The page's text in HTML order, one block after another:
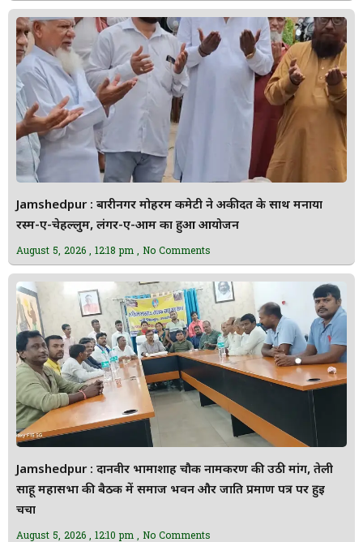
Jamshedpur : बारीनगर मोहर्रम कमेटी ने अकीदत के साथ मनाया
रस्म-ए-चेहल्लुम, लंगर-ए-आम का हुआ आयोजन
August 5, 2026 12:18 pm No Comments
Jamshedpur : दानवीर भामाशाह चौक नामकरण की उठी मांग, तेली
साहू महासभा की बैठक में समाज भवन और जाति प्रमाण पत्र पर हुई
चर्चा
August 5, 2026 12:10 pm No Comments